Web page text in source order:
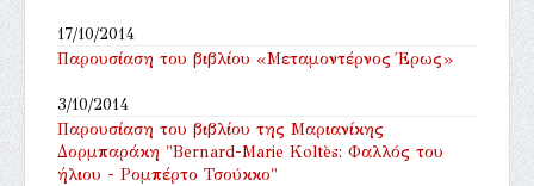
17/10/2014
Παρουσίαση του βιβλίου «Μεταμοντέρνος Έρως»
3/10/2014
Παρουσίαση του βιβλίου της Μαριανίκης
Δορμπαράκη "Bernard-Marie Koltès: Φαλλός του
ήλιου - Ρομπέρτο Τσούκκο"